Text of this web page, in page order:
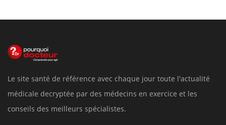
Le site santé de référence avec chaque jour toute l'actualité
médicale decryptée par des médecins en exercice et les
conseils des meilleurs spécialistes.